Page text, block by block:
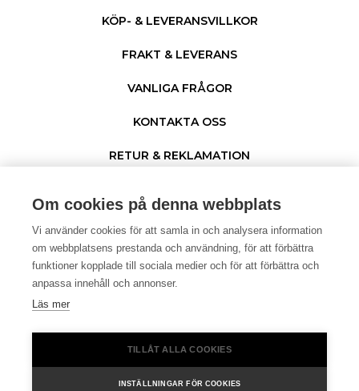
KÖP- & LEVERANSVILLKOR
FRAKT & LEVERANS
VANLIGA FRÅGOR
KONTAKTA OSS
RETUR & REKLAMATION
I samarbete med
Om cookies på denna webbplats
Vi använder cookies för att samla in och analysera information
om webbplatsens prestanda och användning, för att förbättra
funktioner kopplade till sociala medier och för att förbättra och
anpassa innehåll och annonser.
Läs mer
TILLÅT ALLA COOKIES
INSTÄLLNINGAR FÖR COOKIES